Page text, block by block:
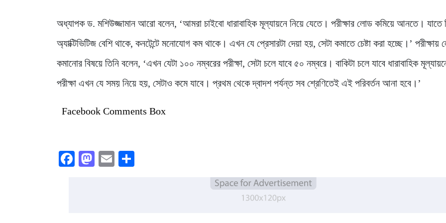
অধ্যাপক ড. মশিউজ্জামান আরো বলেন, ‘আমরা চাইবো ধারাবাহিক মূল্যায়নে নিয়ে যেতে। পরীক্ষার লোড কমিয়ে আনতে। যাতে
অ্যাক্টিভিটিজ বেশি থাকে, কনটেন্টে মনোযোগ কম থাকে। এখন যে প্রেসারটা দেয়া হয়, সেটা কমাতে চেষ্টা করা হচ্ছে।’ পরীক্ষায়
কমানোর বিষয়ে তিনি বলেন, ‘এখন যেটা ১০০ নম্বরের পরীক্ষা, সেটা চলে যাবে ৫০ নম্বরে। বাকিটা চলে যাবে ধারাবাহিক
পরীক্ষা এখন যে সময় নিয়ে হয়, সেটাও কমে যাবে। প্রথম থেকে দ্বাদশ পর্যন্ত সব শ্রেণিতেই এই পরিবর্তন আনা হবে।’
Facebook Comments Box
Facebook
Mastodon
Email